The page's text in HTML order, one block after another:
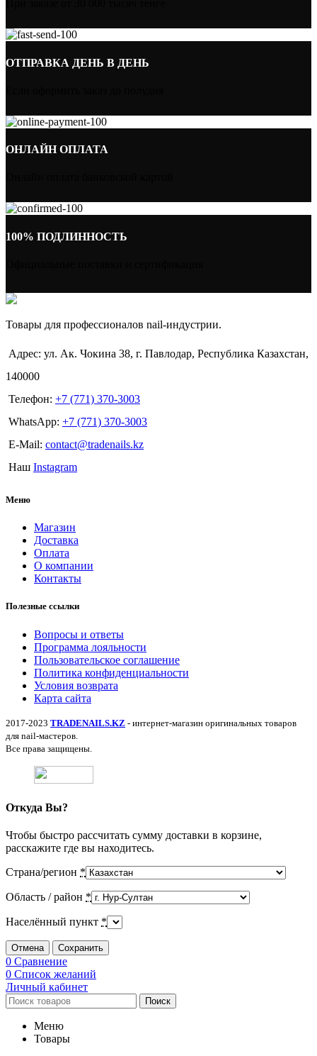
ОТПРАВКА ДЕНЬ В ДЕНЬ
ОНЛАЙН ОПЛАТА
100% ПОДЛИННОСТЬ
Товары для профессионалов nail-индустрии.
Адрес: ул. Ак. Чокина 38, г. Павлодар, Республика Казахстан,
140000
Телефон: +7 (771) 370-3003
WhatsApp: +7 (771) 370-3003
E-Mail: contact@tradenails.kz
Наш Instagram
Меню
Магазин
Доставка
Оплата
О компании
Контакты
Полезные ссылки
Вопросы и ответы
Программа лояльности
Пользовательское соглашение
Политика конфиденциальности
Условия возврата
Карта сайта
2017-2023 TRADENAILS.KZ - интернет-магазин оригинальных товаров
для nail-мастеров.
Все права защищены.
Откуда Вы?
Чтобы быстро рассчитать сумму доставки в корзине,
расскажите где вы находитесь.
Страна/регион *
Область / район *
Населённый пункт *
Отмена Сохранить
0 Сравнение
0 Список желаний
Личный кабинет
Поиск
Меню
Товары